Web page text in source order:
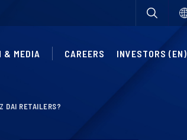
& MEDIA CAREERS INVESTORS (EN)
DAI RETAILERS?